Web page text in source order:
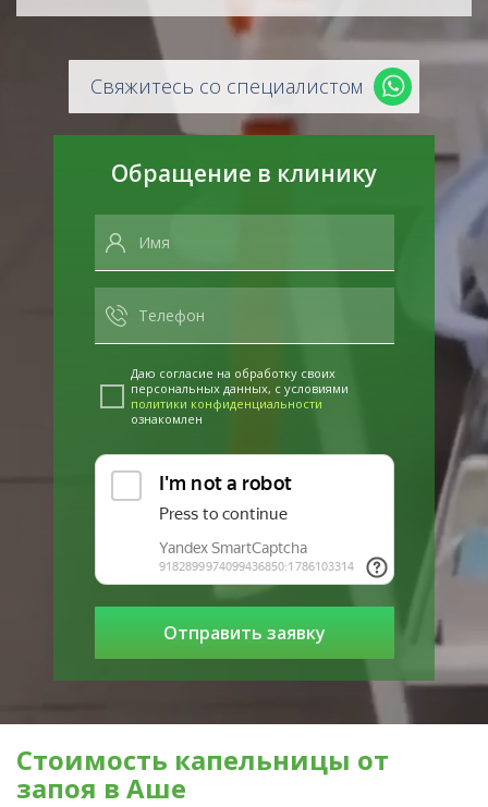
Свяжитесь со специалистом
Обращение в клинику
Даю согласие на обработку своих
персональных данных, с условиями
политики конфиденциальности
ознакомлен
Стоимость капельницы от
запоя в Аше